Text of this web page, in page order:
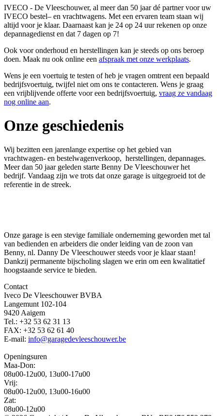
IVECO - De Vleeschouwer, al meer dan 50 jaar dé partner voor uw
IVECO bestel– en vrachtwagens. Met een ervaren team staan wij
altijd voor je klaar. Daarnaast kan je 24 op 24 uur rekenen op onze
depannagedienst en dat 7 dagen op 7!
Ook voor onderhoud en herstellingen kan je steeds op ons beroep
doen. Maak nu ook online een afspraak met onze werkplaats.
Wens je een voertuig te testen of heb je vragen omtrent een bepaald
bedrijfsvoertuig, twijfel niet om ons te contacteren. Wens je graag
een vrijblijvende offerte voor een bedrijfsvoertuig, vraag ze vandaag
nog online aan.
Onze geschiedenis
Wij bezitten een jarenlange expertise op het gebied van
vrachtwagen- en bestelwagenverkoop, herstellingen, depannages.
Meer dan 50 jaar geleden starte Benny De Vleeschouwer het
bedrijf. Vandaag zijn we trots dat onze garage is uitgegroeid tot de
referentie in de streek.
Onze garage is een stevige familiale onderneming geworden met tal
van bedienden en arbeiders die onder leiding van de zoon van
Benny, nl. Danny De Vleeschouwer steeds voor je klaar staan!
Dankzij permanente bijscholing slagen we erin om een kwalitatief
hoogstaande service te bieden.
Contact
Iveco De Vleeschouwer BVBA
Langemunt 102-104
9420 Aaigem
Tel.: +32 53 62 31 13
FAX: +32 53 62 61 40
E-mail: info@garagedevleeschouwer.be
Openingsuren
Maa-Don:
08u00-12u00, 13u00-17u00
Vrij:
08u00-12u00, 13u00-16u00
Zat:
08u00-12u00